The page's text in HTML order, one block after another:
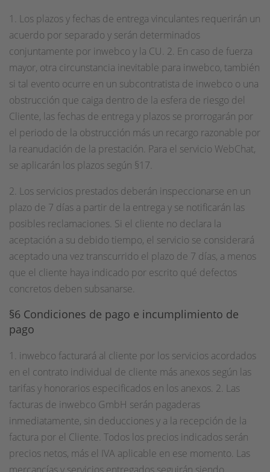
1. Los plazos y fechas de entrega vinculantes requerirán un
acuerdo por separado y serán determinados
conjuntamente por inwebco y la CU. 2. En caso de fuerza
mayor, otra circunstancia inevitable para inwebco, también
si tal evento ocurre en un subcontratista de inwebco o una
obstrucción que caiga dentro de la esfera de riesgo del
Cliente, las fechas de entrega y plazos se prorrogarán por
el periodo de la obstrucción más un recargo razonable por
la reanudación de la prestación. Para el servicio WebChat,
se aplicarán los plazos según §17.
2. Los servicios prestados deberán inspeccionarse en un
plazo de 7 días a partir de la entrega y se notificarán las
posibles reclamaciones. Si el cliente no declara la
aceptación a su debido tiempo, el servicio se considerará
aceptado una vez transcurrido el plazo de 7 días, a menos
que el cliente haya indicado por escrito qué defectos
concretos deben subsanarse.
§6 Condiciones de pago e incumplimiento de
pago
1. inwebco facturará al cliente por los servicios acordados
en el contrato individual de cliente más anexos según las
tarifas y honorarios especificados en los anexos. 2. Las
facturas de inwebco GmbH serán pagaderas
inmediatamente, sin deducciones y a la recepción de la
factura por el Cliente. Todos los precios indicados serán
precios netos, más el IVA aplicable en ese momento. Las